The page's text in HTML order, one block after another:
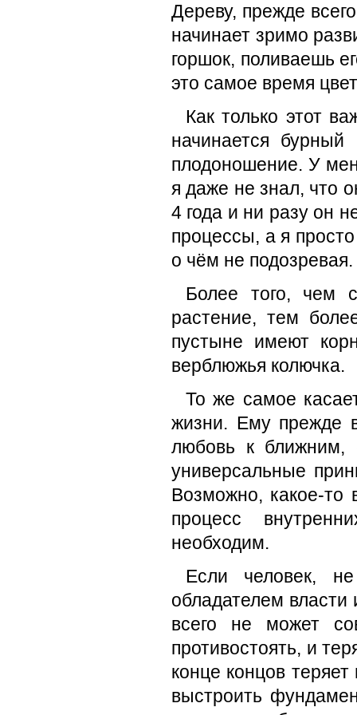
Дереву, прежде
начинает зримо
горшок, поливаешь
это самое время
Как только этот
начинается
плодоношение. У
я даже не знал, что
4 года и ни разу он
процессы, а я
о чём не подозревая.
Более того, чем
растение, тем
пустыне имеют
верблюжья колючка.
То же самое
жизни. Ему прежде
любовь к ближним,
универсальные
Возможно, какое-то
процесс
необходим.
Если человек,
обладателем
всего не может
противостоять, и
конце концов
выстроить